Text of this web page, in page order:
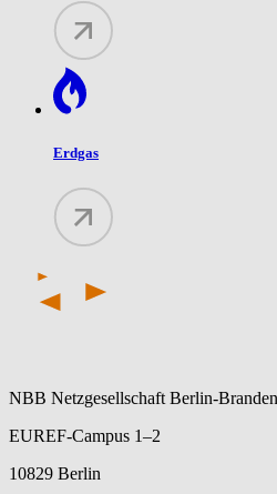
Erdgas
NBB Netzgesellschaft Berlin-
EUREF-Campus 1–2
10829 Berlin